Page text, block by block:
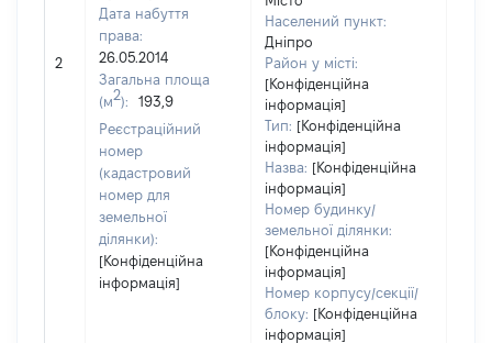
2
Дата набуття
права:
26.05.2014
Загальна площа
(м2):
193,9
Реєстраційний
номер
(кадастровий
номер для
земельної
ділянки):
[Конфіденційна
інформація]
Населений пункт:
Дніпро
Район у місті:
[Конфіденційна
інформація]
Тип: [Конфіденційна
інформація]
Назва: [Конфіденційна
інформація]
Номер будинку/
земельної ділянки:
[Конфіденційна
інформація]
Номер корпусу/секції/
блоку: [Конфіденційна
інформація]